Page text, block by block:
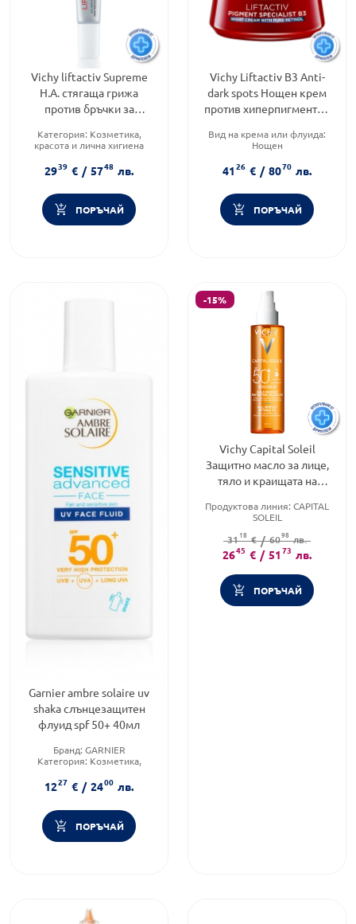
Vichy liftactiv Supreme
H.A. стягаща грижа
против бръчки за
323332
Категория: Козметика,
красота и лична хигиена
Тип козметика:
Дермокозметика
2939 € / 5748 лв.
ПОРЪЧАЙ
Vichy Liftactiv B3 Anti-
dark spots Нощен крем
против хиперпигментни
50мл 873086
Вид на крема или флуида:
Нощен
Функционалност:
Пигментация
4126 € / 8070 лв.
ПОРЪЧАЙ
Garnier ambre solaire uv
shaka слънцезащитен
флуид spf 50+ 40мл
Бранд: GARNIER
Категория: Козметика,
Форма на продукта:флуид
1227 € / 2400 лв.
ПОРЪЧАЙ
-15%
Vichy Capital Soleil
Защитно масло за лице,
тяло и краищата на
892308
Продуктова линия: CAPITAL
SOLEIL
50
Тип козметика:
Дермокозметика
3118 € / 6098 лв.
2645 € / 5173 лв.
ПОРЪЧАЙ